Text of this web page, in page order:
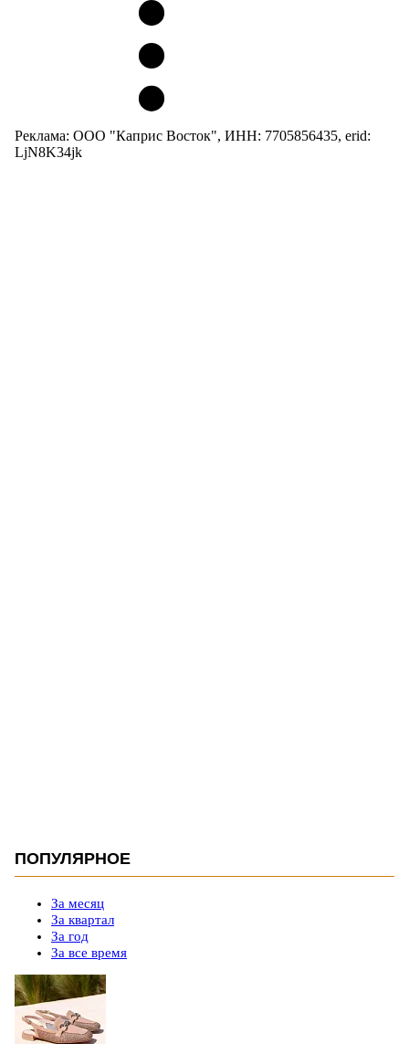
Реклама: ООО "Каприс Восток", ИНН: 7705856435, erid:
LjN8K34jk
ПОПУЛЯРНОЕ
За месяц
За квартал
За год
За все время